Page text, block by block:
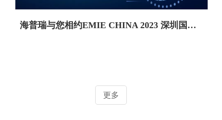
海普瑞与您相约EMIE CHINA 2023 深圳国际半导体材料与设备展览会
更多